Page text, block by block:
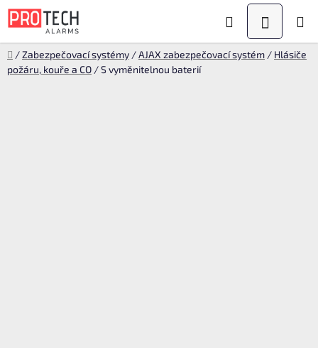
Přejít
na
Hledat
KOŠÍK
Domů
/Zabezpečovací systémy /AJAX zabezpečovací systém / Hlásiče
požáru, kouře a CO /S vyměnitelnou baterií